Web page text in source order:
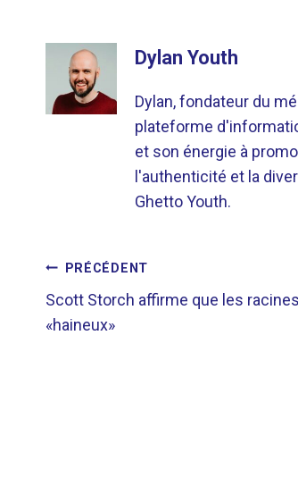
Dylan Youth
Dylan, fondateur du
plateforme
et son énergie à
l'authenticité et la
Ghetto Youth.
DE
PRÉCÉDENT
Scott Storch affirme que les
«haineux»